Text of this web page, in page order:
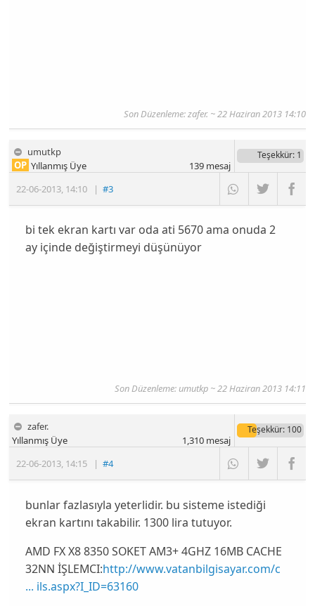
Son Düzenleme: zafer. ~ 22 Haziran 2013 14:10
umutkp
22-06-2013, 14:10 |#3
OP Yıllanmış Üye
Teşekkür: 1
139mesaj
bi tek ekran kartı var oda ati 5670 ama onuda 2
ay içinde değiştirmeyi düşünüyor
Son Düzenleme: umutkp ~ 22 Haziran 2013 14:11
zafer.
22-06-2013, 14:15 |#4
Yıllanmış Üye
Teşekkür: 100
1,310mesaj
bunlar fazlasıyla yeterlidir. bu sisteme istediği
ekran kartını takabilir. 1300 lira tutuyor.
AMD FX X8 8350 SOKET AM3+ 4GHZ 16MB CACHE
32NN İŞLEMCI:http://www.vatanbilgisayar.com/c
... ils.aspx?I_ID=63160